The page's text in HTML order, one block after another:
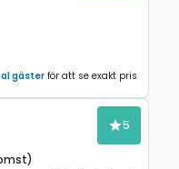
gästerför att se exakt pris
5